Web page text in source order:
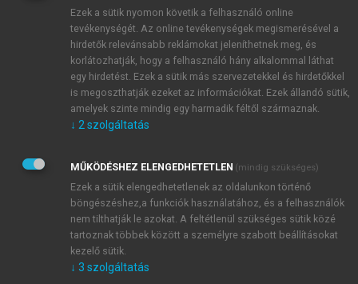
JELSZÓ ÚJRA
Kérek értesítést a MeRSZ újdonságairól, akcióiról.
Kérek értesítést az Akadémiai Kiadó Zrt. újdonságairól,
Adatkezelési tájékoztatóbanfoglaltakat tudomásul
veszem és elfogadom.
Általános vásárlási feltételeket, valamint a szotar.netés a
mersz.huoldalak licencszerződéseiben foglaltakat
tudomásul veszem és elfogadom.
KIPRÓBÁLOM
Ezek a sütik nyomon követik a felhasználó online
tevékenységét. Az online tevékenységek megismerésével a
hirdetők relevánsabb reklámokat jeleníthetnek meg, és
korlátozhatják, hogy a felhasználó hány alkalommal láthat
egy hirdetést. Ezek a sütik más szervezetekkel és hirdetőkkel
is megoszthatják ezeket az információkat. Ezek állandó sütik,
amelyek szinte mindig egy harmadik féltől származnak.
↓ 2 szolgáltatás
MŰKÖDÉSHEZ ELENGEDHETETLEN (mindig szükséges)
Ezek a sütik elengedhetetlenek az oldalunkon történő
böngészéshez,a funkciók használatához, és a felhasználók
nem tilthatják le azokat. A feltétlenül szükséges sütik közé
tartoznak többek között a személyre szabott beállításokat
kezelő sütik.
↓ 3 szolgáltatás